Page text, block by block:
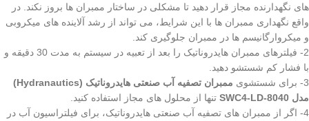
های نگهدارنده مجاز قرار دهید تا مشکلی در ساختار ممبران ها بروز نکند. در
واقع نگهداری ممبران ها با این شرایط، می تواند از رشد آلاینده های میکروبی
و میکروارگانیسم ها در ممبران جلوگیری کند.
2- فیلترهای ممبران هایدروناتیک را بعد از تعبیه در سیستم به مدت 30 دقیقه و
با فشار کم شستشو دهید.
3- برای شستشوی
ممبران تصفیه آب صنعتی هایدروناتیک (Hydranautics)
مدل SWC4-LD-8040
تنها از محلول های مجاز استفاده کنید.
4- اگر از ممبران های تصفیه آب صنعتی هایدروناتیک، برای فیلتراسیون آب در